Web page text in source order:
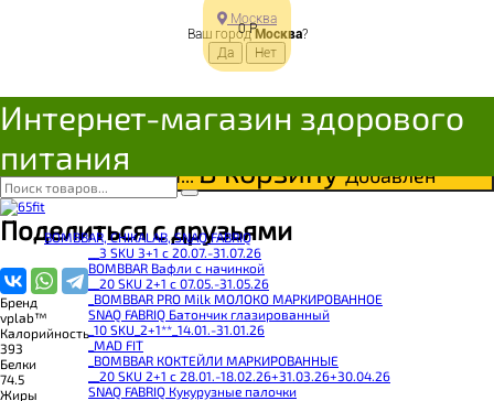
0Р
Москва
Ваш городМосква?
Интернет-магазин здорового
питания
BOMBBAR, CHIKALAB, SNAQ FABRIQ
__3 SKU 3+1 с 20.07.-31.07.26
BOMBBAR Вафли с начинкой
__20 SKU 2+1 с 07.05.-31.05.26
_BOMBBAR PRO Milk МОЛОКО МАРКИРОВАННОЕ
SNAQ FABRIQ Батончик глазированный
_10 SKU_2+1**_14.01.-31.01.26
_MAD FIT
_BOMBBAR КОКТЕЙЛИ МАРКИРОВАННЫЕ
__20 SKU 2+1 с 28.01.-18.02.26+31.03.26+30.04.26
SNAQ FABRIQ Кукурузные палочки
Цена:
9 138Р
Добавляется...В корзинуДобавлен
Поделиться с друзьями
Бренд
vplab™
Калорийность
393
Белки
74.5
Жиры